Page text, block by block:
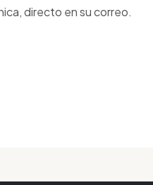
directo en su correo.